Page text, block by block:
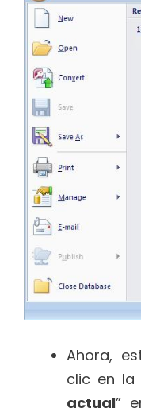
Ahora,
clic en la
actual”